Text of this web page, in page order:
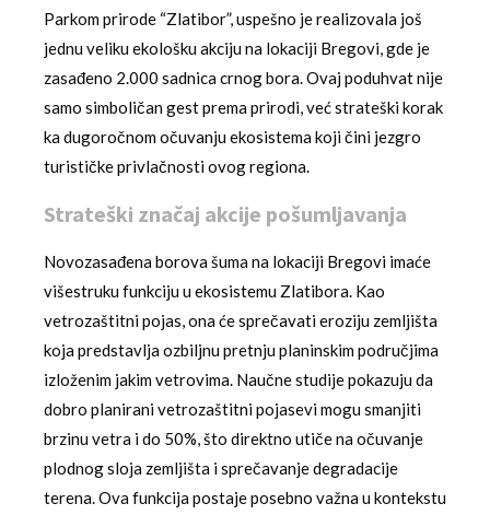
Parkom prirode “Zlatibor”, uspešno je realizovala još
jednu veliku ekološku akciju na lokaciji Bregovi, gde je
zasađeno 2.000 sadnica crnog bora. Ovaj poduhvat nije
samo simboličan gest prema prirodi, već strateški korak
ka dugoročnom očuvanju ekosistema koji čini jezgro
turističke privlačnosti ovog regiona.
Strateški značaj akcije pošumljavanja
Novozasađena borova šuma na lokaciji Bregovi imaće
višestruku funkciju u ekosistemu Zlatibora. Kao
vetrozaštitni pojas, ona će sprečavati eroziju zemljišta
koja predstavlja ozbiljnu pretnju planinskim područjima
izloženim jakim vetrovima. Naučne studije pokazuju da
dobro planirani vetrozaštitni pojasevi mogu smanjiti
brzinu vetra i do 50%, što direktno utiče na očuvanje
plodnog sloja zemljišta i sprečavanje degradacije
terena. Ova funkcija postaje posebno važna u kontekstu